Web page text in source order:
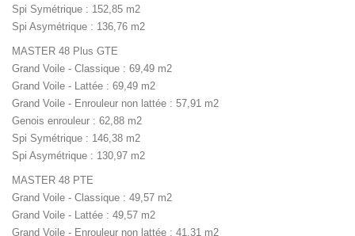
Spi Symétrique : 152,85 m2
Spi Asymétrique : 136,76 m2
MASTER 48 Plus GTE
Grand Voile - Classique : 69,49 m2
Grand Voile - Lattée : 69,49 m2
Grand Voile - Enrouleur non lattée : 57,91 m2
Genois enrouleur : 62,88 m2
Spi Symétrique : 146,38 m2
Spi Asymétrique : 130,97 m2
MASTER 48 PTE
Grand Voile - Classique : 49,57 m2
Grand Voile - Lattée : 49,57 m2
Grand Voile - Enrouleur non lattée : 41,31 m2